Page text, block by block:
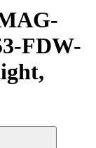
FDW-